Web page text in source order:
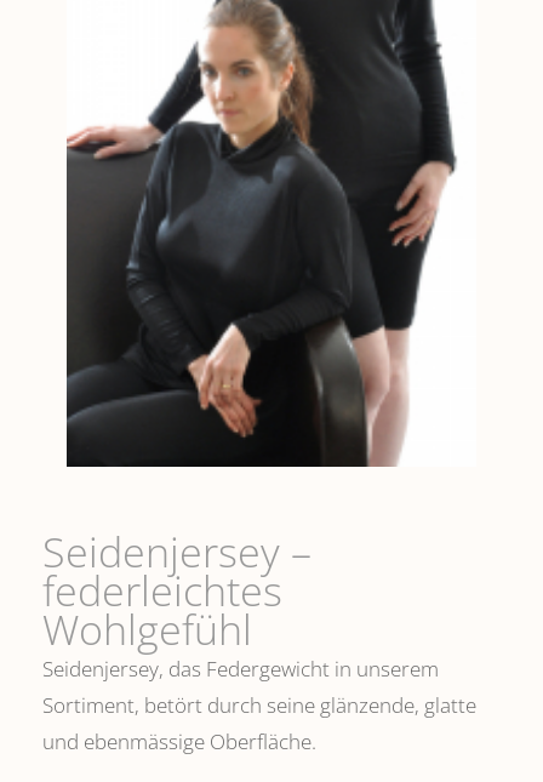
Seidenjersey –
federleichtes
Wohlgefühl
Seidenjersey, das Federgewicht in unserem
Sortiment, betört durch seine glänzende, glatte
und ebenmässige Oberfläche.